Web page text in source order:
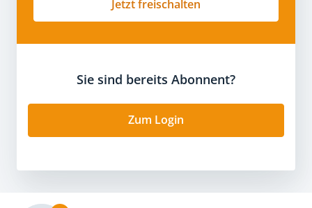
Jetzt freischalten
Sie sind bereits Abonnent?
Zum Login